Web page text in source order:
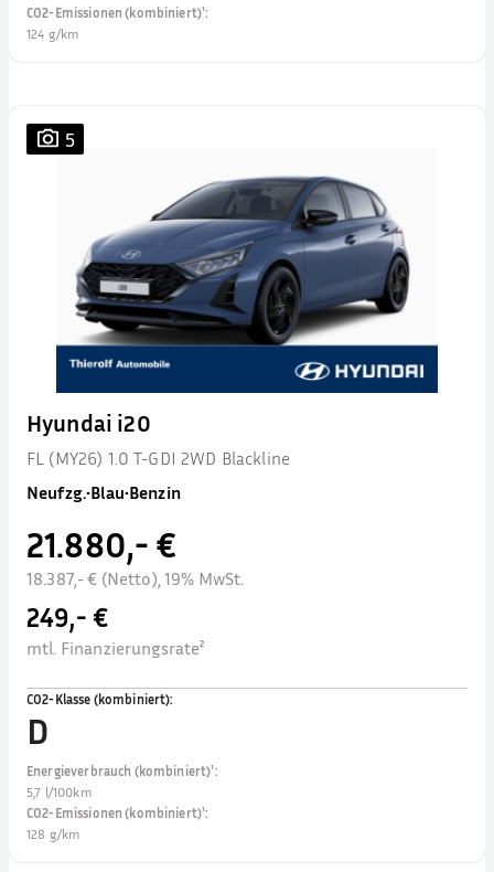
CO2-Emissionen (kombiniert)¹:
124 g/km
5
Hyundai i20
FL (MY26) 1.0 T-GDI 2WD Blackline
Neufzg.•Blau•Benzin
21.880,- €
18.387,- € (Netto), 19% MwSt.
249,- €
mtl. Finanzierungsrate²
CO2-Klasse (kombiniert):
D
Energieverbrauch (kombiniert)¹:
5,7 l/100km
CO2-Emissionen (kombiniert)¹:
128 g/km